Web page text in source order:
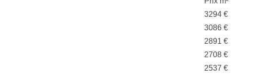
3294 €
3086 €
2891 €
2708 €
2537 €